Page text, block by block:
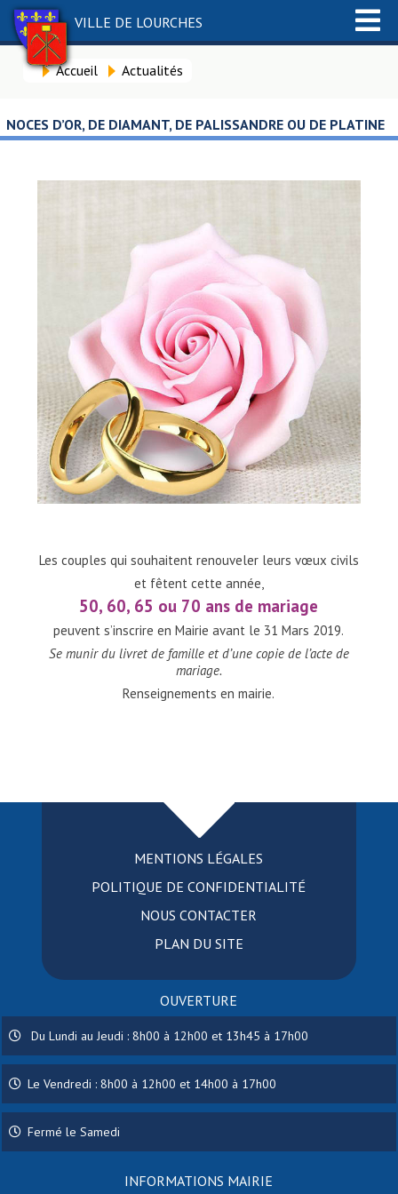
VILLE DE LOURCHES
Accueil Actualités
NOCES D’OR, DE DIAMANT, DE PALISSANDRE OU DE PLATINE
Les couples qui souhaitent renouveler leurs vœux civils
et fêtent cette année,
50, 60, 65 ou 70 ans de mariage
peuvent s’inscrire en Mairie avant le 31 Mars 2019.
Se munir du livret de famille et d’une copie de l’acte de
mariage.
Renseignements en mairie.
MENTIONS LÉGALES
POLITIQUE DE CONFIDENTIALITÉ
NOUS CONTACTER
PLAN DU SITE
OUVERTURE
Du Lundi au Jeudi : 8h00 à 12h00 et 13h45 à 17h00
Le Vendredi : 8h00 à 12h00 et 14h00 à 17h00
Fermé le Samedi
INFORMATIONS MAIRIE